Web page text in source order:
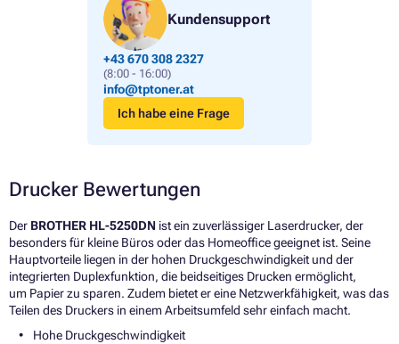
Kundensupport
+43 670 308 2327
(8:00 - 16:00)
info@tptoner.at
Ich habe eine Frage
Drucker Bewertungen
Der BROTHER HL-5250DN ist ein zuverlässiger Laserdrucker, der
besonders für kleine Büros oder das Homeoffice geeignet ist. Seine
Hauptvorteile liegen in der hohen Druckgeschwindigkeit und der
integrierten Duplexfunktion, die beidseitiges Drucken ermöglicht,
um Papier zu sparen. Zudem bietet er eine Netzwerkfähigkeit, was das
Teilen des Druckers in einem Arbeitsumfeld sehr einfach macht.
Hohe Druckgeschwindigkeit